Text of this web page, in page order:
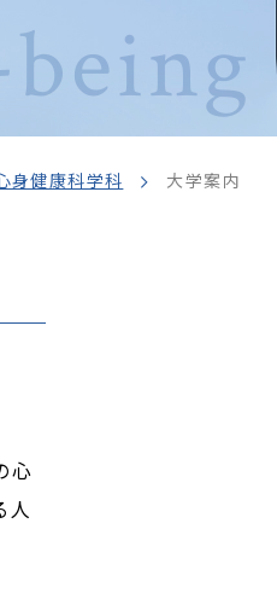
身健康科学科 大学案内
心
人